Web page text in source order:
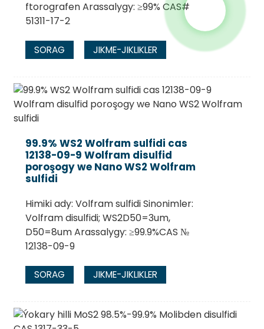
ftorografen Arassalygy: ≥99% CAS#
51311-17-2
SORAG JIKME-JIKLIKLER
99.9% WS2 Wolfram sulfidi cas
12138-09-9 Wolfram disulfid
poroşogy we Nano WS2 Wolfram
sulfidi
Himiki ady: Volfram sulfidi Sinonimler:
Volfram disulfidi; WS2D50=3um,
D50=8um Arassalygy: ≥99.9%CAS №
12138-09-9
SORAG JIKME-JIKLIKLER